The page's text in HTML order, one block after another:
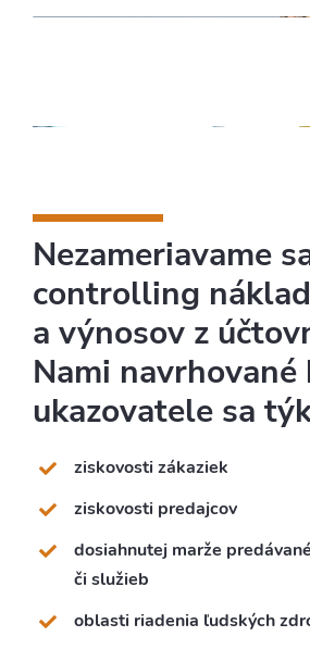
Nezameriavame
controlling
a výnosov z
Nami navrhované
ukazovatele sa
ziskovosti zákaziek
ziskovosti predajcov
dosiahnutej marže
či služieb
oblasti riadenia ľudských